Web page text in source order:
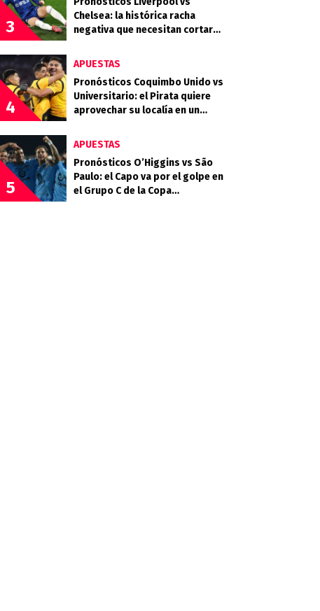
3
Chelsea: la histórica racha
negativa que necesitan cortar
4
APUESTAS
Pronósticos Coquimbo Unido vs
Universitario: el Pirata quiere
aprovechar su localía en un
5
APUESTAS
Pronósticos O’Higgins vs São
Paulo: el Capo va por el golpe en
el Grupo C de la Copa